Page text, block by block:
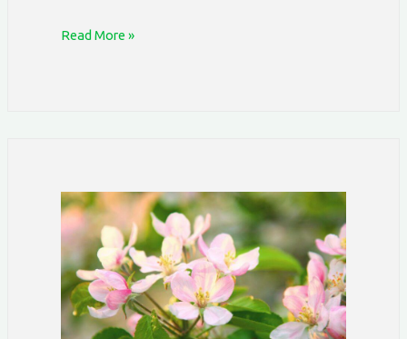
Read More »
Kesäkuun
uutiskirje